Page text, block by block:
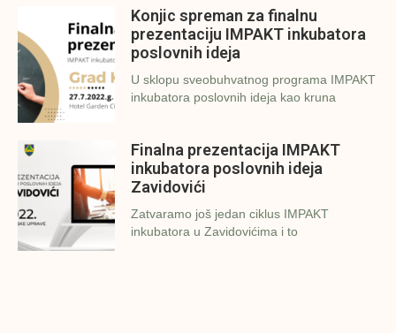
Konjic spreman za finalnu
prezentaciju IMPAKT inkubatora
poslovnih ideja
U sklopu sveobuhvatnog programa IMPAKT
inkubatora poslovnih ideja kao kruna
Finalna prezentacija IMPAKT
inkubatora poslovnih ideja
Zavidovići
Zatvaramo još jedan ciklus IMPAKT
inkubatora u Zavidovićima i to